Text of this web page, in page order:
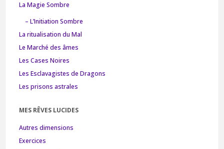
La Magie Sombre
– L’Initiation Sombre
La ritualisation du Mal
Le Marché des âmes
Les Cases Noires
Les Esclavagistes de Dragons
Les prisons astrales
MES RÊVES LUCIDES
Autres dimensions
Exercices